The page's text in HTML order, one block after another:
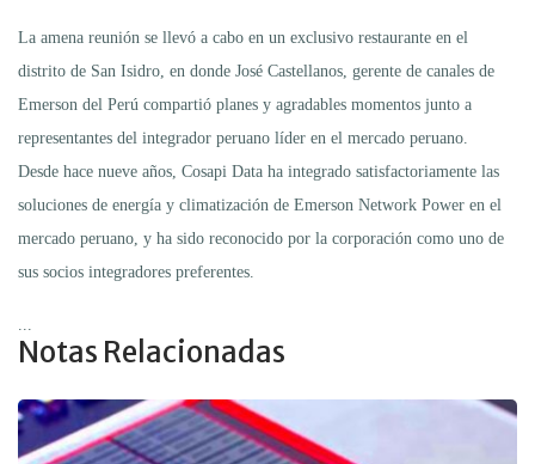
La amena reunión se llevó a cabo en un exclusivo restaurante en el
distrito de San Isidro, en donde José Castellanos, gerente de canales de
Emerson del Perú compartió planes y agradables momentos junto a
representantes del integrador peruano líder en el mercado peruano.
Desde hace nueve años, Cosapi Data ha integrado satisfactoriamente las
soluciones de energía y climatización de Emerson Network Power en el
mercado peruano, y ha sido reconocido por la corporación como uno de
sus socios integradores preferentes.
Notas Relacionadas